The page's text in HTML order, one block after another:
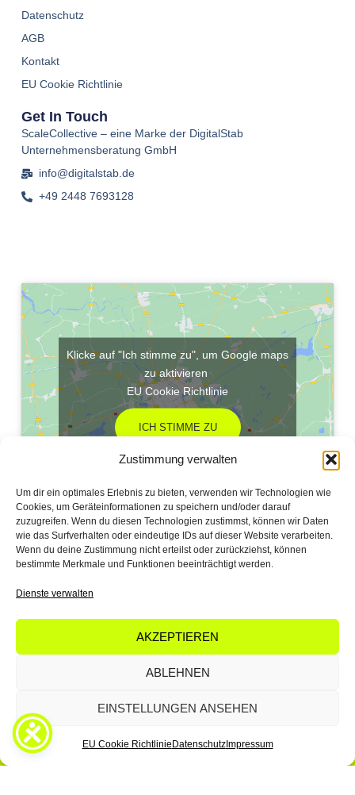
Zustimmung verwalten
Um dir ein optimales Erlebnis zu bieten, verwenden wir Technologien wie
Cookies, um Geräteinformationen zu speichern und/oder darauf
zuzugreifen. Wenn du diesen Technologien zustimmst, können wir Daten
wie das Surfverhalten oder eindeutige IDs auf dieser Website verarbeiten.
Wenn du deine Zustimmung nicht erteilst oder zurückziehst, können
bestimmte Merkmale und Funktionen beeinträchtigt werden.
Dienste verwalten
AKZEPTIEREN
ABLEHNEN
EINSTELLUNGEN ANSEHEN
EU Cookie Richtlinie DatenschutzImpressum
Smarte Kooperationsberatung für Tech-KMU. Wir machen
dein Unternehmen kooperationsfit: Von der Potenzialanalyse
bis zum ersten erfolgreichen Kooperationsabschluss.
n
e
o
i
p
e
Datenschutz
AGB
Kontakt
EU Cookie Richtlinie
Get In Touch
ScaleCollective – eine Marke der DigitalStab
Unternehmensberatung GmbH
info@digitalstab.de
+49 2448 7693128
Klicke auf "Ich stimme zu", um Google maps
zu aktivieren
EU Cookie Richtlinie
ICH STIMME ZU
© All Rights Reserved. ScaleCollective ist eine Marke der DigitalStab